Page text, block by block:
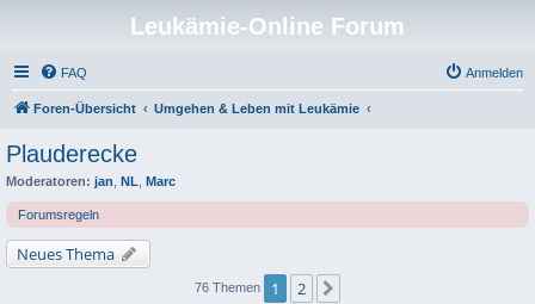
Leukämie-Online Forum
FAQ Anmelden
Foren-Übersicht Umgehen & Leben mit Leukämie
Plauderecke
Moderatoren: jan NL Marc
Forumsregeln
Neues Thema
76 Themen 1 2